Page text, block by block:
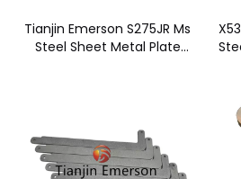
Tianjin Emerson S275JR Ms
Steel Sheet Metal Plate